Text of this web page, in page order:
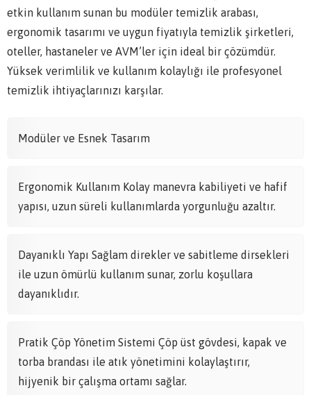
etkin kullanım sunan bu modüler temizlik arabası,
ergonomik tasarımı ve uygun fiyatıyla temizlik şirketleri,
oteller, hastaneler ve AVM’ler için ideal bir çözümdür.
Yüksek verimlilik ve kullanım kolaylığı ile profesyonel
temizlik ihtiyaçlarınızı karşılar.
Modüler ve Esnek Tasarım
Ergonomik Kullanım Kolay manevra kabiliyeti ve hafif
yapısı, uzun süreli kullanımlarda yorgunluğu azaltır.
Dayanıklı Yapı Sağlam direkler ve sabitleme dirsekleri
ile uzun ömürlü kullanım sunar, zorlu koşullara
dayanıklıdır.
Pratik Çöp Yönetim Sistemi Çöp üst gövdesi, kapak ve
torba brandası ile atık yönetimini kolaylaştırır,
hijyenik bir çalışma ortamı sağlar.